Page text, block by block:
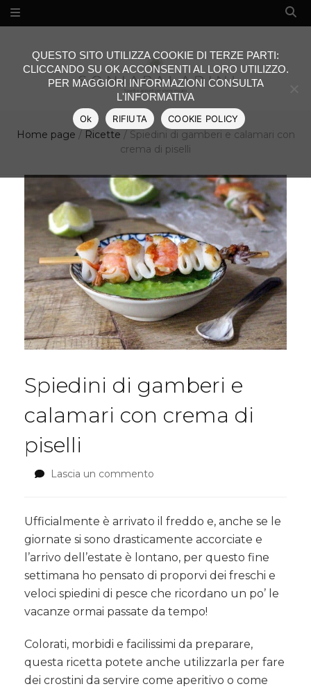
Home page / Ricette / Spiedini di gamberi e calamari con
crema di piselli
Spiedini di gamberi e
calamari con crema di
piselli
Lascia un commento
gamberi
calamari
con
crema
di
piselli
Ufficialmente è arrivato il freddo e, anche se le
giornate si sono drasticamente accorciate e
l’arrivo dell’estate è lontano, per questo fine
settimana ho pensato di proporvi dei freschi e
veloci spiedini di pesce che ricordano un po’ le
vacanze ormai passate da tempo!
Colorati, morbidi e facilissimi da preparare,
questa ricetta potete anche utilizzarla per fare
dei crostini da servire come aperitivo o come
QUESTO SITO UTILIZZA COOKIE DI TERZE PARTI:
CLICCANDO SU OK ACCONSENTI AL LORO UTILIZZO.
PER MAGGIORI INFORMAZIONI CONSULTA
L'INFORMATIVA
Ok RIFIUTA COOKIE POLICY